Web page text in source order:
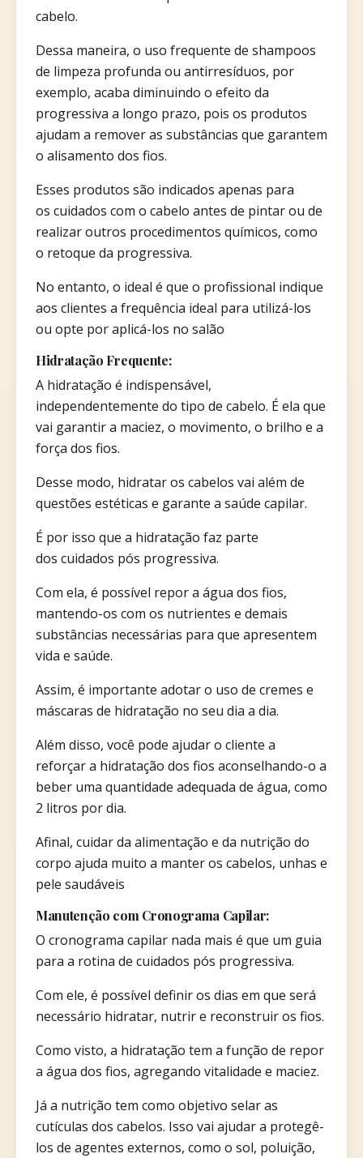
cabelo.
Dessa maneira, o uso frequente de shampoos
de limpeza profunda ou antirresíduos, por
exemplo, acaba diminuindo o efeito da
progressiva a longo prazo, pois os produtos
ajudam a remover as substâncias que garantem
o alisamento dos fios.
Esses produtos são indicados apenas para
os cuidados com o cabelo antes de pintar ou de
realizar outros procedimentos químicos, como
o retoque da progressiva.
No entanto, o ideal é que o profissional indique
aos clientes a frequência ideal para utilizá-los
ou opte por aplicá-los no salão
Hidratação Frequente:
A hidratação é indispensável,
independentemente do tipo de cabelo. É ela que
vai garantir a maciez, o movimento, o brilho e a
força dos fios.
Desse modo, hidratar os cabelos vai além de
questões estéticas e garante a saúde capilar.
É por isso que a hidratação faz parte
dos cuidados pós progressiva.
Com ela, é possível repor a água dos fios,
mantendo-os com os nutrientes e demais
substâncias necessárias para que apresentem
vida e saúde.
Assim, é importante adotar o uso de cremes e
máscaras de hidratação no seu dia a dia.
Além disso, você pode ajudar o cliente a
reforçar a hidratação dos fios aconselhando-o a
beber uma quantidade adequada de água, como
2 litros por dia.
Afinal, cuidar da alimentação e da nutrição do
corpo ajuda muito a manter os cabelos, unhas e
pele saudáveis
Manutenção com Cronograma Capilar:
O cronograma capilar nada mais é que um guia
para a rotina de cuidados pós progressiva.
Com ele, é possível definir os dias em que será
necessário hidratar, nutrir e reconstruir os fios.
Como visto, a hidratação tem a função de repor
a água dos fios, agregando vitalidade e maciez.
Já a nutrição tem como objetivo selar as
cutículas dos cabelos. Isso vai ajudar a protegê-
los de agentes externos, como o sol, poluição,